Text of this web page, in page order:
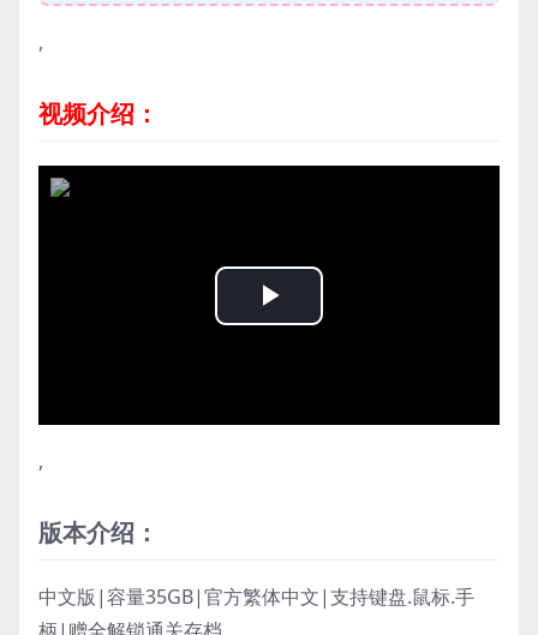
,
视频介绍：
Play
,
版本介绍：
中文版|容量35GB|官方繁体中文|支持键盘.鼠标.手